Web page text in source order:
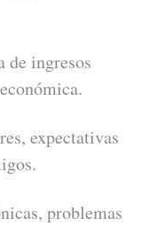
de ingresos
expectativas
problemas